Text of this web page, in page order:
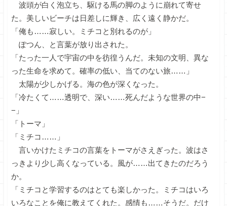
波頭が白く泡立ち、駆ける馬の脚のように崩れて寄せ
た。美しいビーチは日差しに輝き、広く遠く静かだ。
「俺も……寂しい。ミチコと別れるのが」
ぽつん、と言葉が放り出された。
「たった一人で宇宙の中を彷徨うんだ。未知の文明、異な
った生命を求めて。確率の低い、当てのない旅……」
太陽が少しかげる。海の色が深くなった。
「冷たくて……透明で、深い……死んだような世界の中−
−」
「トーマ」
「ミチコ……」
言いかけたミチコの言葉をトーマがさえぎった。波はさ
っきより少し高くなっている。風が……出てきたのだろう
か。
「ミチコと学習するのはとても楽しかった。ミチコはいろ
いろなことを俺に教えてくれた。感情も……そうだ。だけ